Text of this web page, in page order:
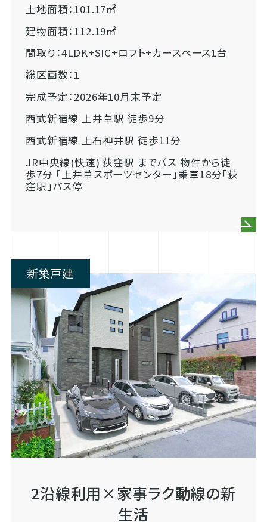
土地面積：101.17㎡
建物面積：112.19㎡
間取り：4LDK+SIC+ロフト+カースペース1台
総区画数：1
完成予定：2026年10月末予定
西武新宿線 上井草駅 徒歩9分
西武新宿線 上石神井駅 徒歩11分
JR中央線(快速) 荻窪駅 までバス 物件から徒
歩7分 「上井草スポーツセンター」乗車18分「荻
窪駅」バス停
新築戸建
2沿線利用×家事ラク動線の新
生活